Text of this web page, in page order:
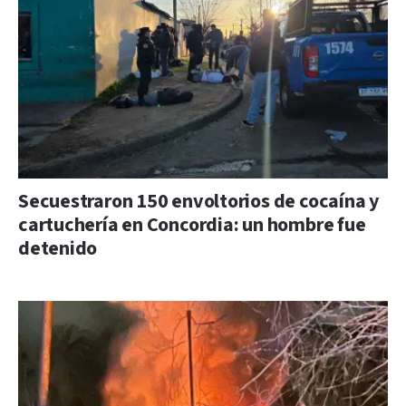
Secuestraron 150 envoltorios de cocaína y
cartuchería en Concordia: un hombre fue
detenido